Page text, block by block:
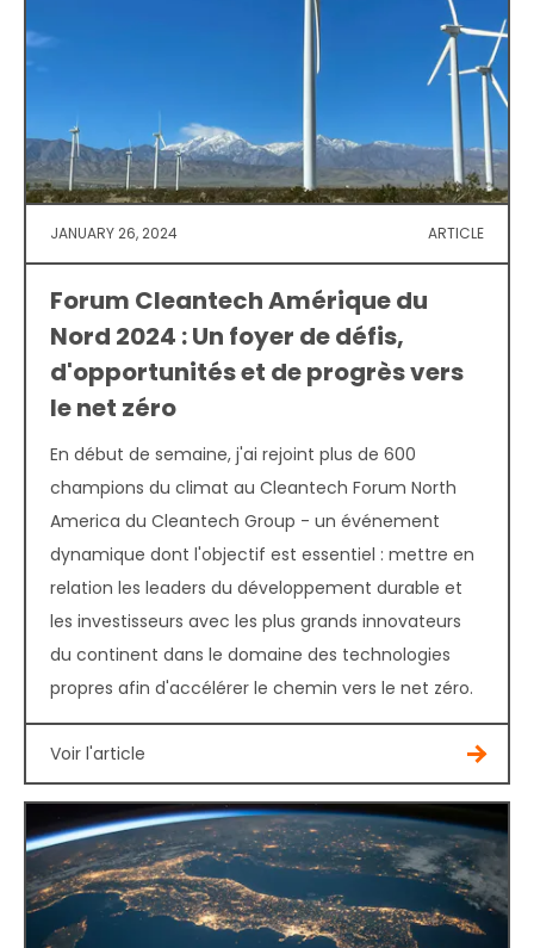
JANUARY 26, 2024 ARTICLE
Forum Cleantech Amérique du
Nord 2024 : Un foyer de défis,
d'opportunités et de progrès vers
le net zéro
En début de semaine, j'ai rejoint plus de 600
champions du climat au Cleantech Forum North
America du Cleantech Group - un événement
dynamique dont l'objectif est essentiel : mettre en
relation les leaders du développement durable et
les investisseurs avec les plus grands innovateurs
du continent dans le domaine des technologies
propres afin d'accélérer le chemin vers le net zéro.
Voir l'article